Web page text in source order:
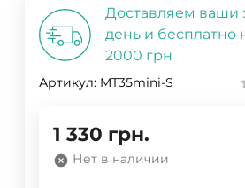
Доставляем ваши
день и бесплатно
2000 грн
Артикул: MT35mini-S
1 330 грн.
Нет в наличии